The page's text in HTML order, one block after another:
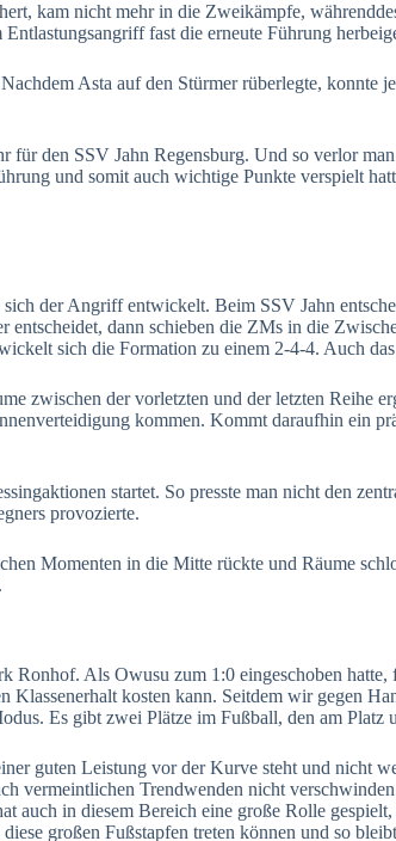
kam nicht mehr in die Zweikämpfe,
fast die erneute Führung
Asta auf den Stürmer rüberlegte, konnte
den SSV Jahn Regensburg. Und so verlor
und somit auch wichtige Punkte verspielt
der Angriff entwickelt. Beim SSV Jahn
dann schieben die ZMs in die
sich die Formation zu einem 2-4-4. Auch
zwischen der vorletzten und der letzten Reihe
kommen. Kommt daraufhin ein
startet. So presste man nicht den
provozierte.
Momenten in die Mitte rückte und Räume
Ronhof. Als Owusu zum 1:0 eingeschoben
kosten kann. Seitdem wir gegen
Es gibt zwei Plätze im Fußball, den am
guten Leistung vor der Kurve steht und nicht
vermeintlichen Trendwenden nicht
auch in diesem Bereich eine große Rolle
großen Fußstapfen treten können und so